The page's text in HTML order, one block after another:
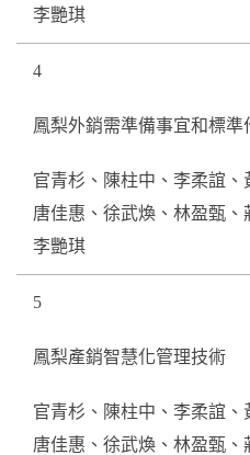
李艷琪
4
鳳梨外銷需準備事宜和標準
官青杉、陳柱中、李柔誼、
唐佳惠、徐武煥、林盈甄、
李艷琪
5
鳳梨產銷智慧化管理技術
官青杉、陳柱中、李柔誼、
唐佳惠、徐武煥、林盈甄、